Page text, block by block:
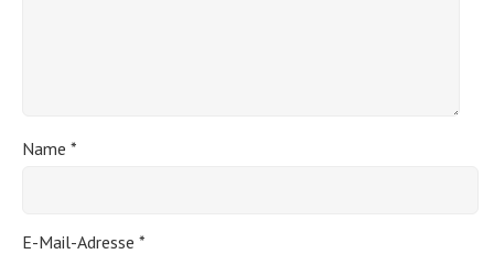
Name *
E-Mail-Adresse *